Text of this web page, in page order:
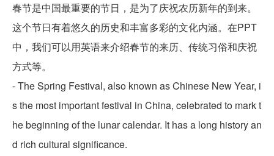
春节是中国最重要的节日，是为了庆祝农历新年的到来。
这个节日有着悠久的历史和丰富多彩的文化内涵。在PPT
中，我们可以用英语来介绍春节的来历、传统习俗和庆祝
方式等。
- The Spring Festival, also known as Chinese New Year, i
s the most important festival in China, celebrated to mark t
he beginning of the lunar calendar. It has a long history an
d rich cultural significance.